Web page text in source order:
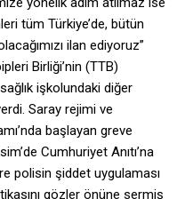
tüm Türkiye’de, bütün
ilan ediyoruz”
Birliği’nin (TTB)
işkolundaki diğer
Saray rejimi ve
başlayan greve
Cumhuriyet Anıtı’na
polisin şiddet uygulaması
gözler önüne sermiş